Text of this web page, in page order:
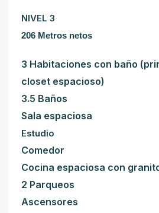
NIVEL 3
206 Metros netos
3 Habitaciones con baño
closet espacioso)
3.5 Baños
Sala espaciosa
Estudio
Comedor
Cocina espaciosa con
2 Parqueos
Ascensores